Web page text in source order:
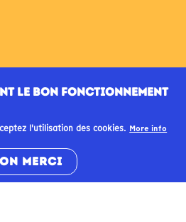
LE BON FONCTIONNEMENT
l'utilisation des cookies. More info
MERCI